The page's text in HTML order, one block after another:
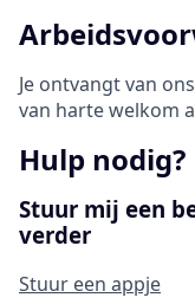
Je ontvangt van
van harte welkom
Hulp nodig?
Stuur mij een
verder
Stuur een appje